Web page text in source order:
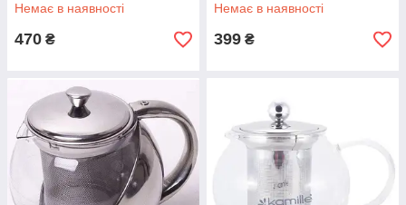
Немає в наявності
470 ₴
Немає в наявності
399 ₴